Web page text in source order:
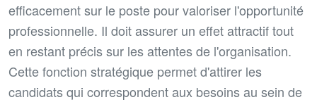
efficacement sur le poste pour valoriser l'opportunité
professionnelle. Il doit assurer un effet attractif tout
en restant précis sur les attentes de l'organisation.
Cette fonction stratégique permet d'attirer les
candidats qui correspondent aux besoins au sein de